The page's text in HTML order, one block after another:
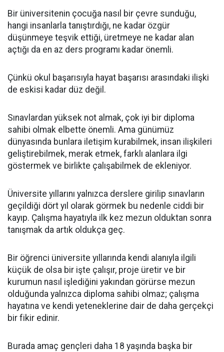
Bir üniversitenin çocuğa nasıl bir çevre sunduğu,
hangi insanlarla tanıştırdığı, ne kadar özgür
düşünmeye teşvik ettiği, üretmeye ne kadar alan
açtığı da en az ders programı kadar önemli.
Çünkü okul başarısıyla hayat başarısı arasındaki ilişki
de eskisi kadar düz değil.
Sınavlardan yüksek not almak, çok iyi bir diploma
sahibi olmak elbette önemli. Ama günümüz
dünyasında bunlara iletişim kurabilmek, insan ilişkileri
geliştirebilmek, merak etmek, farklı alanlara ilgi
göstermek ve birlikte çalışabilmek de ekleniyor.
Üniversite yıllarını yalnızca derslere girilip sınavların
geçildiği dört yıl olarak görmek bu nedenle ciddi bir
kayıp. Çalışma hayatıyla ilk kez mezun olduktan sonra
tanışmak da artık oldukça geç.
Bir öğrenci üniversite yıllarında kendi alanıyla ilgili
küçük de olsa bir işte çalışır, proje üretir ve bir
kurumun nasıl işlediğini yakından görürse mezun
olduğunda yalnızca diploma sahibi olmaz; çalışma
hayatına ve kendi yeteneklerine dair de daha gerçekçi
bir fikir edinir.
Burada amaç gençleri daha 18 yaşında başka bir